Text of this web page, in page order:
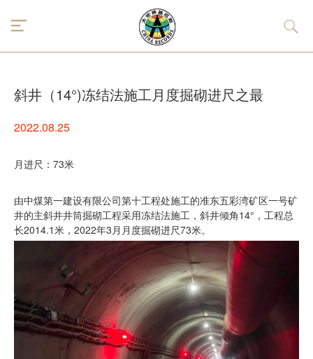
斜井（14°)冻结法施工月度掘砌进尺之最
2022.08.25
月进尺：73米
由中煤第一建设有限公司第十工程处施工的准东五彩湾矿区一号矿
井的主斜井井筒掘砌工程采用冻结法施工，斜井倾角14°，工程总
长2014.1米，2022年3月月度掘砌进尺73米。